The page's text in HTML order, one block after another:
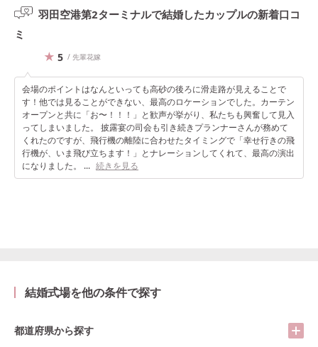
羽田空港第2ターミナルで結婚したカップルの新着口コ
ミ
5 / 先輩花嫁
会場のポイントはなんといっても高砂の後ろに滑走路が見えることで
す！他では見ることができない、最高のロケーションでした。カーテン
オープンと共に「お〜！！！」と歓声が挙がり、私たちも興奮して見入
ってしまいました。 披露宴の司会も引き続きプランナーさんが務めて
くれたのですが、飛行機の離陸に合わせたタイミングで「幸せ行きの飛
行機が、いま飛び立ちます！」とナレーションしてくれて、最高の演出
になりました。 ... 続きを見る
結婚式場を他の条件で探す
都道府県から探す